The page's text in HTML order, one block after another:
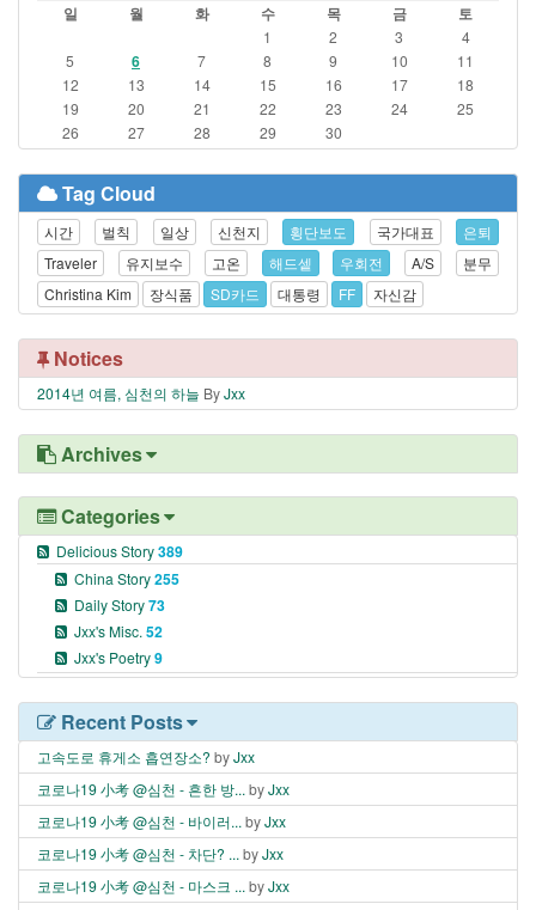
일 월 화 수 목 금 토
1 2 3
4
5
6 7 8 9 10
11
12
13 14 15 16 17
18
19
20 21 22 23 24
25
26
27 28 29 30
Tag Cloud
시간 벌칙 일상 신천지 횡단보도 국가대표
은퇴
Traveler
유지보수 고온 해드셑 우회전 A/S
분무
Christina Kim
장식품 SD카드 대통령 FF 자신감
Notices
2014년 여름, 심천의 하늘 ByJxx
Archives
Categories
Delicious Story389
China Story255
Daily Story73
Jxx's Misc. 52
Jxx's Poetry9
Recent Posts
고속도로 휴게소 흡연장소? byJxx
코로나19 小考 @심천 - 흔한 방... byJxx
코로나19 小考 @심천 - 바이러... byJxx
코로나19 小考 @심천 - 차단? ... byJxx
코로나19 小考 @심천 - 마스크 ... byJxx